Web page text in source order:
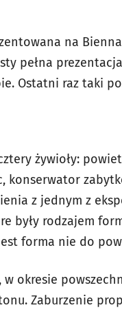
na
pełna
Ostatni raz taki
żywioły:
konserwator
z jednym z
były rodzajem
forma nie do
w okresie
Zaburzenie